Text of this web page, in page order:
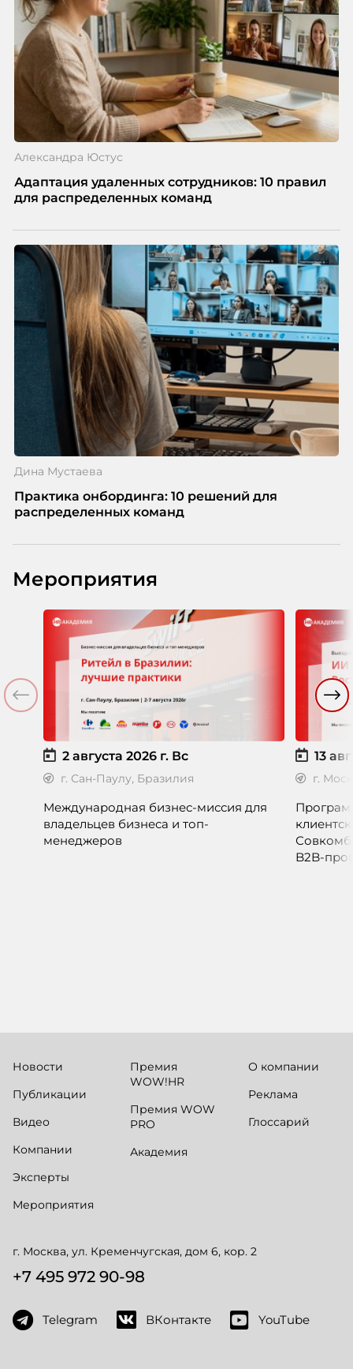
Александра Юстус
Адаптация удаленных сотрудников: 10 правил
для распределенных команд
Дина Мустаева
Практика онбординга: 10 решений для
распределенных команд
Мероприятия
2 августа 2026 г. Вс
г. Сан-Паулу, Бразилия
Международная бизнес-миссия для
владельцев бизнеса и топ-
менеджеров
13
г.
B2B-
Новости
Публикации
Видео
Компании
Эксперты
Мероприятия
Премия
WOW!HR
Премия WOW
PRO
Академия
О компании
Реклама
Глоссарий
г. Москва, ул. Кременчугская, дом 6, кор. 2
+7 495 972 90-98
Telegram ВКонтакте YouTube